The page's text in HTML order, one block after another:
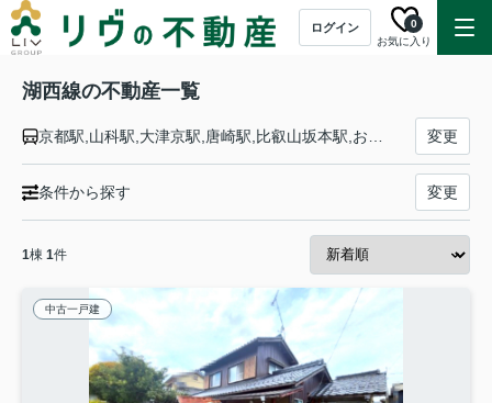
ログイン
お気に入り
0
湖西線の不動産一覧
変更
条件から探す 変更
1棟 1件
中古一戸建